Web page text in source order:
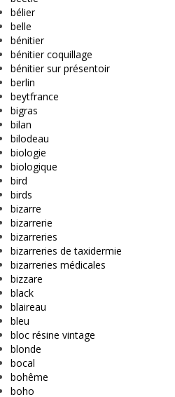
bélier
belle
bénitier
bénitier coquillage
bénitier sur présentoir
berlin
beytfrance
bigras
bilan
bilodeau
biologie
biologique
bird
birds
bizarre
bizarrerie
bizarreries
bizarreries de taxidermie
bizarreries médicales
bizzare
black
blaireau
bleu
bloc résine vintage
blonde
bocal
bohême
boho